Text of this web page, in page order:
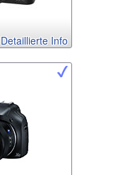
Detaillierte Info